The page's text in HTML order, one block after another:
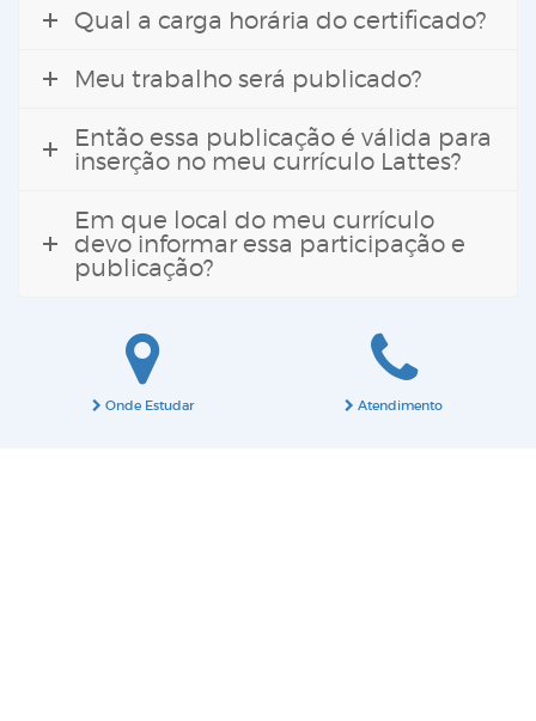
Qual a carga horária do certificado?
Meu trabalho será publicado?
Então essa publicação é válida para
inserção no meu currículo Lattes?
Em que local do meu currículo
devo informar essa participação e
publicação?
Onde Estudar Atendimento